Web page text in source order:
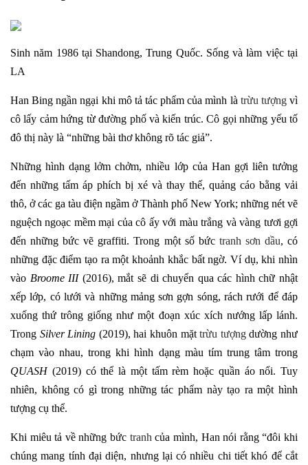
Sinh năm 1986 tại Shandong, Trung Quốc. Sống và làm việc tại
LA
Han Bing ngần ngại khi mô tả tác phẩm của mình là trừu tượngvì
cô lấy cảm hứng từ đường phố và kiến ​​trúc. Cô gọi những yếu tố
đô thị này là “những bài thơ không rõ tác giả”.
Những hình dạng lởm chởm, nhiều lớp của Han gợi liên tưởng
đến những tấm áp phích bị xé và thay thế, quảng cáo bằng vải
thô, ở các ga tàu điện ngầm ở Thành phố New York; những nét vẽ
nguệch ngoạc mềm mại của cô ấy với màu trắng và vàng tươi gợi
đến những bức vẽ graffiti. Trong một số bức tranh sơn dầu, có
những đặc điểm tạo ra một khoảnh khắc bất ngờ. Ví dụ, khi nhìn
vào Broome III(2016), mắt sẽ di chuyển qua các hình chữ nhật
xếp lớp, có lưới và những mảng sơn gợn sóng, rách rưới để đáp
xuống thứ trông giống như một đoạn xúc xích nướng lấp lánh.
Trong Silver Lining (2019), hai khuôn mặttrừu tượngdường như
chạm vào nhau, trong khi hình dạng màu tím trung tâm trong
QUASH(2019) có thể là một tấm rèm hoặc quần áo nổi. Tuy
nhiên, không có gì trong những tác phẩm này tạo ra một hình
tượng cụ thể.
Khi miêu tả về những bức tranh của mình, Han nói rằng “đôi khi
chúng mang tính đại diện, nhưng lại có nhiều chi tiết khó để cắt